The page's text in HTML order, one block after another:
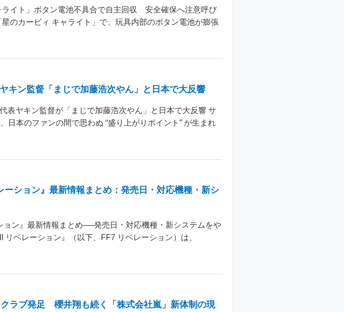
イト」ボタン電池不具合で自主回収 安全確保へ注意呼び
のカービィ キャライト」で、玩具内部のボタン電池が膨張
キン監督「まじで加藤浩次やん」と日本で大反響
表ヤキン監督が「まじで加藤浩次やん」と日本で大反響 サ
日本のファンの間で思わぬ “盛り上がりポイント” が生まれ
ーション』最新情報まとめ：発売日・対応機種・新シ
ョン』最新情報まとめ──発売日・対応機種・新システムをや
ベレーション』（以下、FF7 リベレーション）は、
ラブ発足 櫻井翔も続く「株式会社嵐」新体制の現